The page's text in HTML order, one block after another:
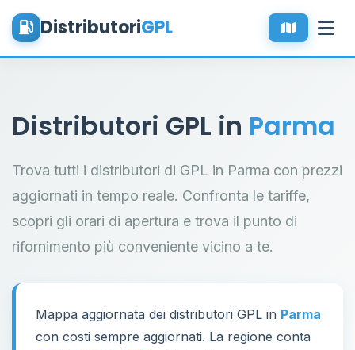
DistributoriGPL
Distributori GPL in Parma
Trova tutti i distributori di GPL in Parma con prezzi
aggiornati in tempo reale. Confronta le tariffe,
scopri gli orari di apertura e trova il punto di
rifornimento più conveniente vicino a te.
Mappa aggiornata dei distributori GPL in Parma
con costi sempre aggiornati. La regione conta